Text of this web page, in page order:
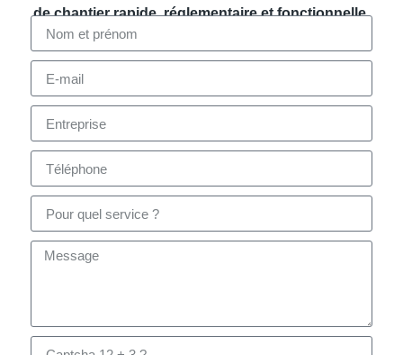
de chantier rapide, réglementaire et fonctionnelle.